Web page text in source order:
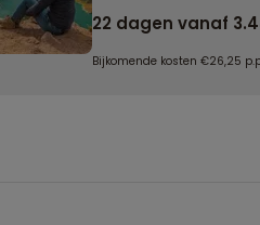
22 dagen vanaf
Bijkomende kosten €26,25